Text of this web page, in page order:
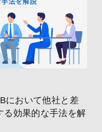
において他社と差
る効果的な手法を解